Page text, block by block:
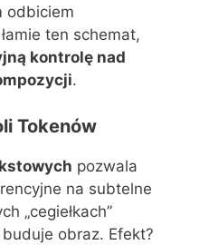
odbiciem
ten schemat,
kontrolę nad
.
Tokenów
pozwala
na subtelne
„cegiełkach”
obraz. Efekt?